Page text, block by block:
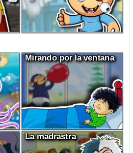
Mirando por la ventana
La madrastra